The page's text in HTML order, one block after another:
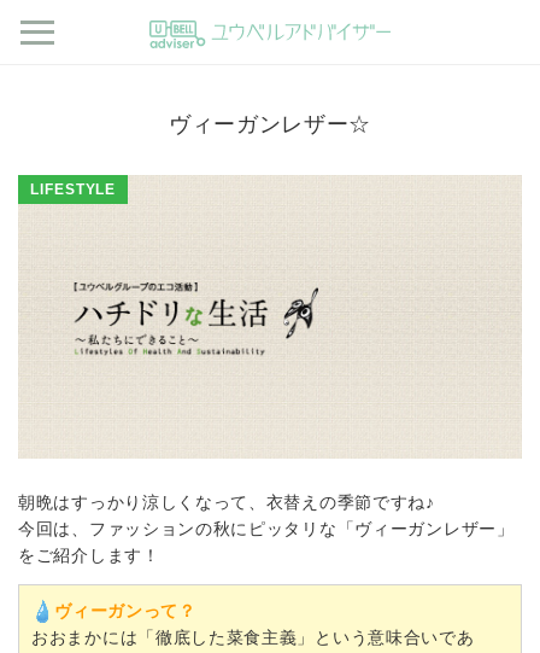
ヴィーガンレザー☆
LIFESTYLE
朝晩はすっかり涼しくなって、衣替えの季節ですね♪
今回は、ファッションの秋にピッタリな「ヴィーガンレザー」
をご紹介します！
ヴィーガンって？
おおまかには「徹底した菜食主義」という意味合いであ